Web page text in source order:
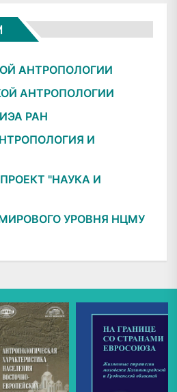
АНТРОПОЛОГИИ
АНТРОПОЛОГИИ
РАН
И
"НАУКА И
УРОВНЯ НЦМУ